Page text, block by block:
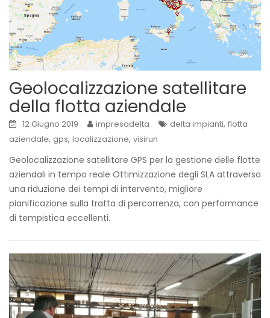
Geolocalizzazione satellitare
della flotta aziendale
12 Giugno 2019 impresadelta delta impianti, flotta
aziendale, gps, localizzazione, visirun
Geolocalizzazione satellitare GPS per la gestione delle flotte
aziendali in tempo reale Ottimizzazione degli SLA attraverso
una riduzione dei tempi di intervento, migliore
pianificazione sulla tratta di percorrenza, con performance
di tempistica eccellenti.